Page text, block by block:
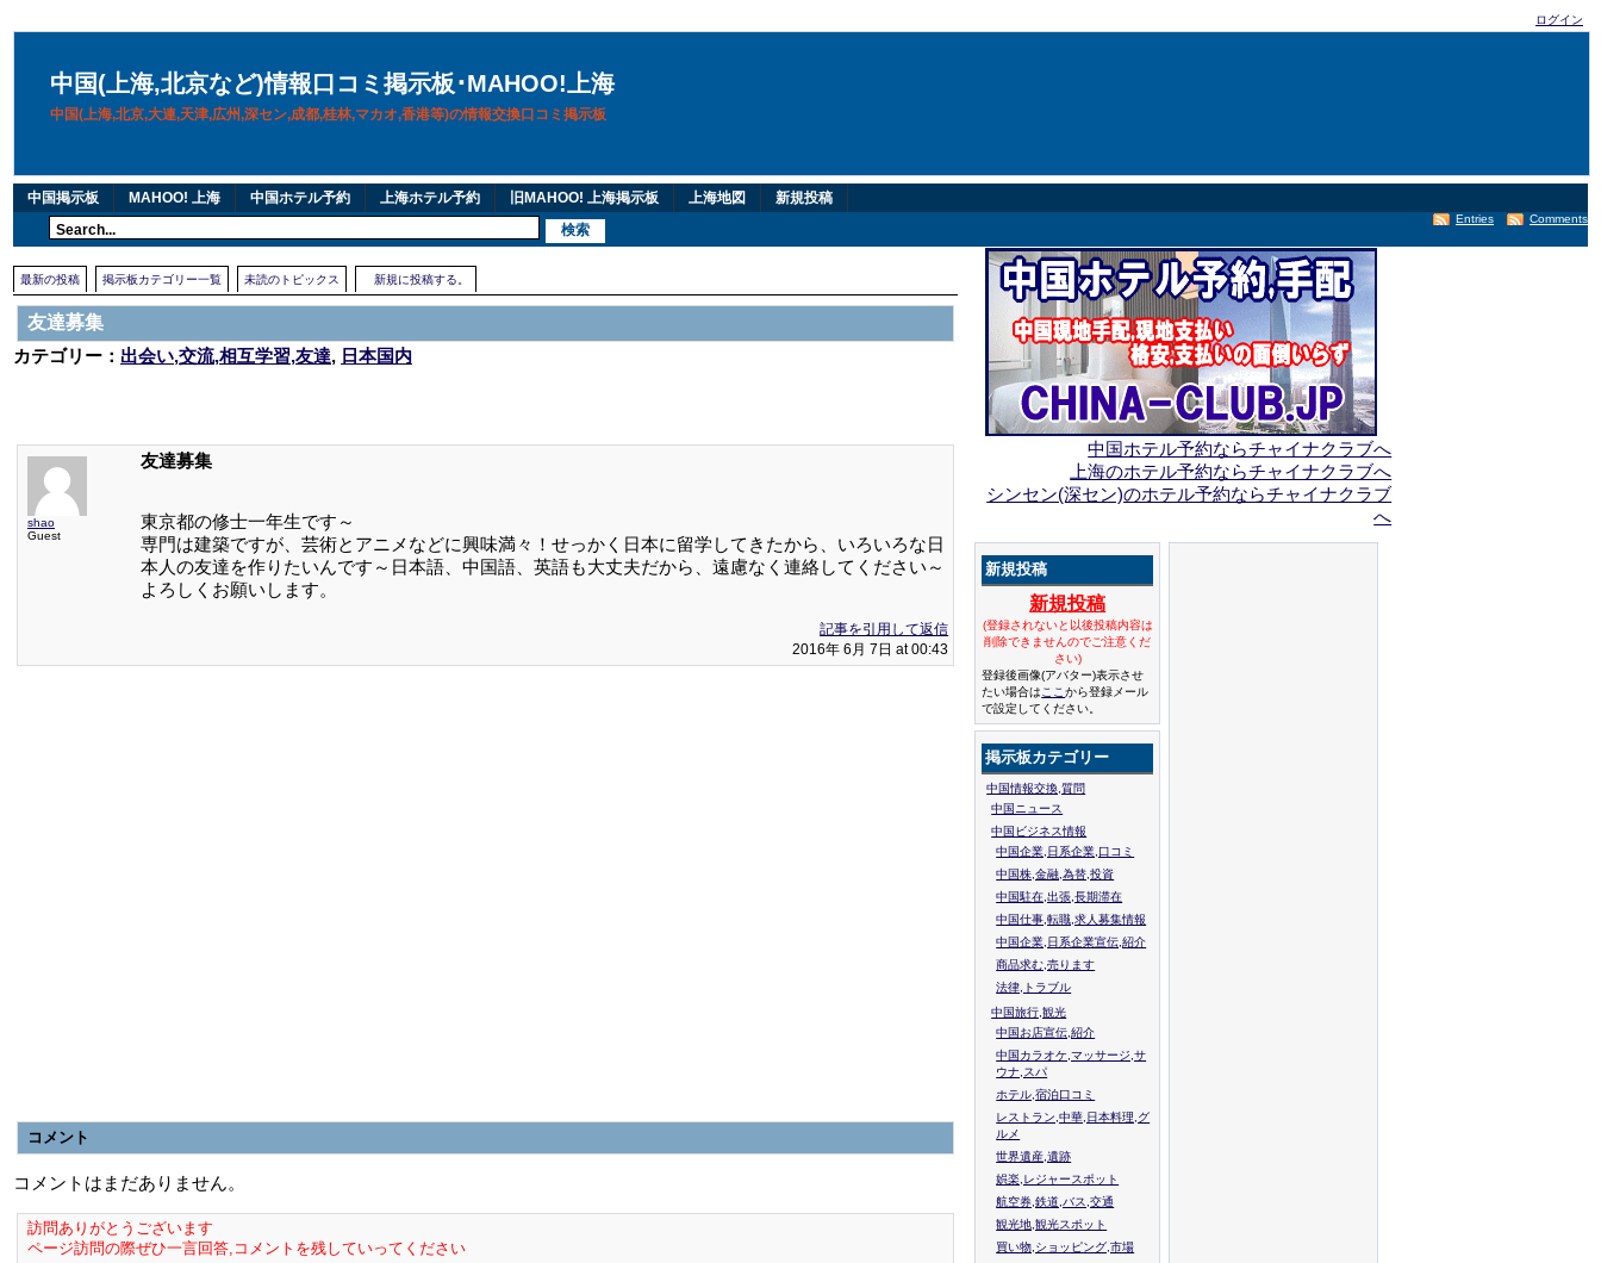
ログイン
中国(上海,北京など)情報口コミ掲示板･MAHOO!上海
中国(上海,北京,大連,天津,広州,深セン,成都,桂林,マカオ,香港等)の情報交換口コミ掲示板
中国掲示板 MAHOO! 上海 中国ホテル予約 上海ホテル予約 旧MAHOO! 上海掲示板 上海地図 新規投稿
Comments
Entries
最新の投稿 掲示板カテゴリー一覧 未読のトピックス 新規に投稿する。
友達募集
カテゴリー： 出会い,交流,相互学習,友達, 日本国内
shao
Guest
友達募集
東京都の修士一年生です～
専門は建築ですが、芸術とアニメなどに興味満々！せっかく日本に留学してきたから、いろいろな日
本人の友達を作りたいんです～日本語、中国語、英語も大丈夫だから、遠慮なく連絡してください～
よろしくお願いします。
記事を引用して返信
2016年 6月 7日 at 00:43
コメント
コメントはまだありません。
訪問ありがとうございます
ページ訪問の際ぜひ一言回答,コメントを残していってください
中国ホテル予約ならチャイナクラブへ
上海のホテル予約ならチャイナクラブへ
シンセン(深セン)のホテル予約ならチャイナクラブ
へ
新規投稿
新規投稿
(登録されないと以後投稿内容は
削除できませんのでご注意くだ
さい)
登録後画像(アバター)表示させ
たい場合は ここから登録メール
で設定してください。
掲示板カテゴリー
中国情報交換,質問
中国ニュース
中国ビジネス情報
中国企業,日系企業,口コミ
中国株,金融,為替,投資
中国駐在,出張,長期滞在
中国仕事,転職,求人募集情報
中国企業,日系企業宣伝,紹介
商品求む,売ります
法律,トラブル
中国旅行,観光
中国お店宣伝,紹介
中国カラオケ,マッサージ,サ
ウナ,スパ
ホテル,宿泊口コミ
レストラン,中華,日本料理,グ
ルメ
世界遺産,遺跡
娯楽,レジャースポット
航空券,鉄道,バス,交通
観光地,観光スポット
買い物,ショッピング,市場